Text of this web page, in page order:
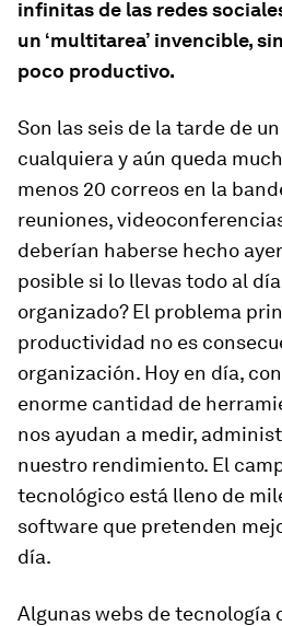
infinitas de las redes
un ‘multitarea’ invencible,
poco productivo.
Son las seis de la tarde de
cualquiera y aún queda
menos 20 correos en la
reuniones,
deberían haberse hecho
posible si lo llevas todo al
organizado? El problema
productividad no es
organización. Hoy en día,
enorme cantidad de
nos ayudan a medir,
nuestro rendimiento. El
tecnológico está lleno de
software que pretenden
día.
Algunas webs de tecnología